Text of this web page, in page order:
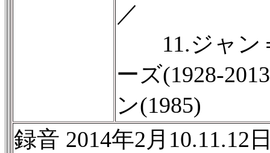
／
11.ジャン
ーズ(1928-
ン(1985)
録音 2014年2月